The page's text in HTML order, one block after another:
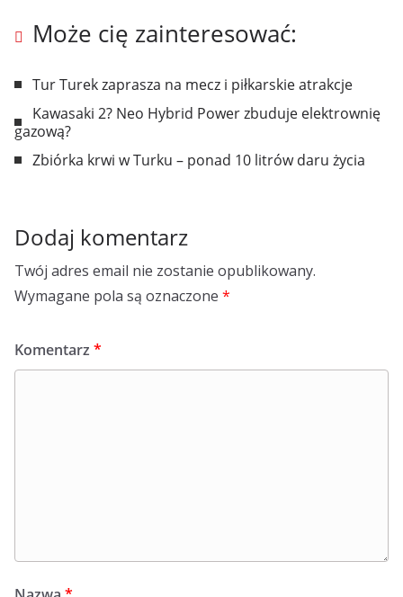
Może cię zainteresować:
Tur Turek zaprasza na mecz i piłkarskie atrakcje
Kawasaki 2? Neo Hybrid Power zbuduje elektrownię
gazową?
Zbiórka krwi w Turku – ponad 10 litrów daru życia
Dodaj komentarz
Twój adres email nie zostanie opublikowany.
Wymagane pola są oznaczone *
Komentarz *